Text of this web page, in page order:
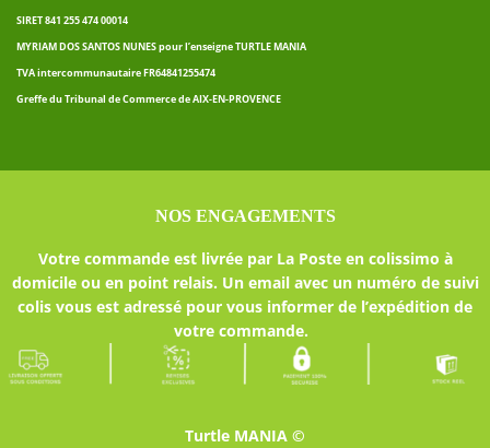
SIRET 841 255 474 00014
MYRIAM DOS SANTOS NUNES pour l’enseigne TURTLE MANIA
TVA intercommunautaire FR64841255474
Greffe du Tribunal de Commerce de AIX-EN-PROVENCE
NOS ENGAGEMENTS
Votre commande est livrée par La Poste en colissimo à
domicile ou en point relais. Un email avec un numéro de suivi
colis vous est adressé pour vous informer de l’expédition de
votre commande.
Turtle MANIA ©